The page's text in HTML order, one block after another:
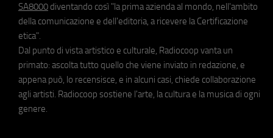
SA8000 diventando così "la prima azienda al mondo, nell'ambito
della comunicazione e dell'editoria, a ricevere la Certificazione
etica".
Dal punto di vista artistico e culturale, Radiocoop vanta un
primato: ascolta tutto quello che viene inviato in redazione, e
appena può, lo recensisce, e in alcuni casi, chiede collaborazione
agli artisti. Radiocoop sostiene l'arte, la cultura e la musica di ogni
genere.